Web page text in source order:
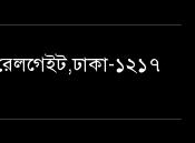
১২১৭